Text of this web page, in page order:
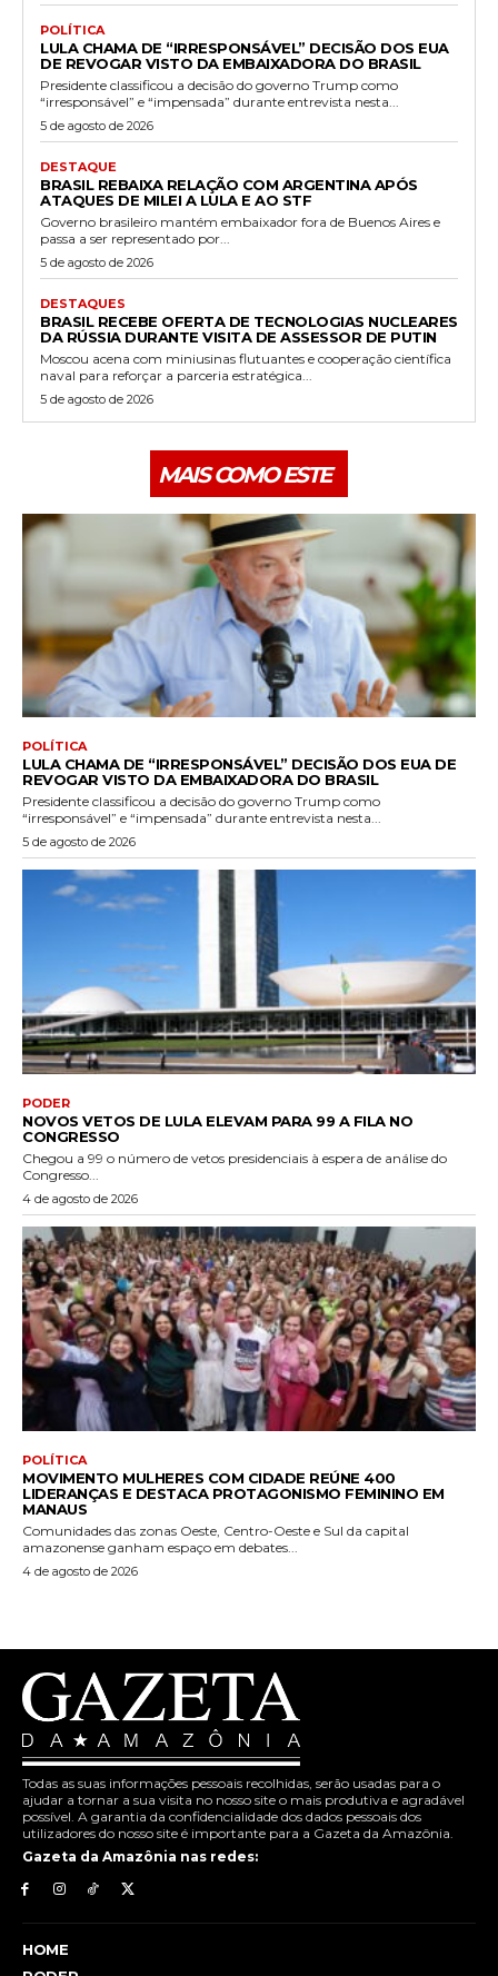
POLÍTICA
LULA CHAMA DE “IRRESPONSÁVEL” DECISÃO DOS EUA
DE REVOGAR VISTO DA EMBAIXADORA DO BRASIL
Presidente classificou a decisão do governo Trump como
“irresponsável” e “impensada” durante entrevista nesta...
5 de agosto de 2026
DESTAQUE
BRASIL REBAIXA RELAÇÃO COM ARGENTINA APÓS
ATAQUES DE MILEI A LULA E AO STF
Governo brasileiro mantém embaixador fora de Buenos Aires e
passa a ser representado por...
5 de agosto de 2026
DESTAQUES
BRASIL RECEBE OFERTA DE TECNOLOGIAS NUCLEARES
DA RÚSSIA DURANTE VISITA DE ASSESSOR DE PUTIN
Moscou acena com miniusinas flutuantes e cooperação científica
naval para reforçar a parceria estratégica...
5 de agosto de 2026
MAIS COMO ESTE
POLÍTICA
LULA CHAMA DE “IRRESPONSÁVEL” DECISÃO DOS EUA DE
REVOGAR VISTO DA EMBAIXADORA DO BRASIL
Presidente classificou a decisão do governo Trump como
“irresponsável” e “impensada” durante entrevista nesta...
5 de agosto de 2026
PODER
NOVOS VETOS DE LULA ELEVAM PARA 99 A FILA NO
CONGRESSO
Chegou a 99 o número de vetos presidenciais à espera de análise do
Congresso...
4 de agosto de 2026
POLÍTICA
MOVIMENTO MULHERES COM CIDADE REÚNE 400
LIDERANÇAS E DESTACA PROTAGONISMO FEMININO EM
MANAUS
Comunidades das zonas Oeste, Centro-Oeste e Sul da capital
amazonense ganham espaço em debates...
4 de agosto de 2026
Todas as suas informações pessoais recolhidas, serão usadas para o
ajudar a tornar a sua visita no nosso site o mais produtiva e agradável
possível. A garantia da confidencialidade dos dados pessoais dos
utilizadores do nosso site é importante para a Gazeta da Amazônia.
Gazeta da Amazônia nas redes:
HOME